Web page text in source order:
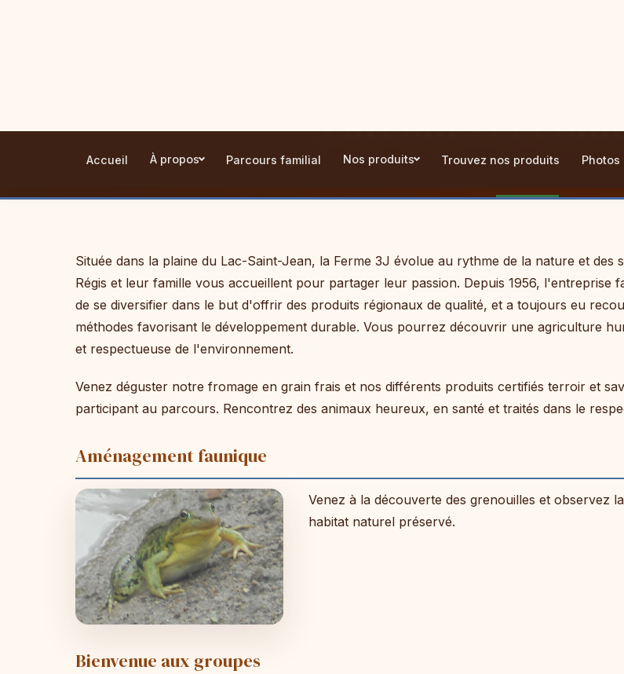
Parcours et
Située dans la plaine du Lac-Saint-Jean, la Ferme 3J évolue au rythme de la nature et des
Régis et leur famille vous accueillent pour partager leur passion. Depuis 1956, l'entreprise
de se diversifier dans le but d'offrir des produits régionaux de qualité, et a toujours eu
méthodes favorisant le développement durable. Vous pourrez découvrir une agriculture
et respectueuse de l'environnement.
Venez déguster notre fromage en grain frais et nos différents produits certifiés terroir et
participant au parcours. Rencontrez des animaux heureux, en santé et traités dans le
Aménagement faunique
Venez à la découverte des grenouilles et observez
habitat naturel préservé.
Bienvenue aux groupes